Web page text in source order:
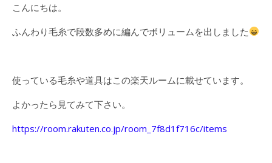
こんにちは。
ふんわり毛糸で段数多めに編んでボリュームを出しました
使っている毛糸や道具はこの楽天ルームに載せています。
よかったら見てみて下さい。
https://room.rakuten.co.jp/room_7f8d1f716c/items